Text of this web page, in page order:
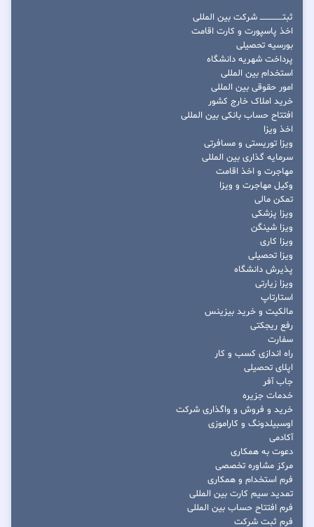
ثبتــــــــــــــــ شرکت بین المللی
اخذ پاسپورت و کارت اقامت
بورسیه تحصیلی
پرداخت شهریه دانشگاه
استخدام بین المللی
امور حقوقی بین المللی
خرید املاک خارج کشور
افتتاح حساب بانکی بین المللی
اخذ ویزا
ویزا توریستی و مسافرتی
سرمایه گذاری بین المللی
مهاجرت و اخذ اقامت
وکیل مهاجرت و ویزا
تمکن مالی
ویزا پزشکی
ویزا شینگن
ویزا کاری
ویزا تحصیلی
پذیرش دانشگاه
ویزا زیارتی
استارتاپ
مالکیت و خرید بیزینس
رفع ریجکتی
سفارت
راه اندازی کسب و کار
اپلای تحصیلی
جاب آفر
خدمات جزیره
خرید و فروش و واگذاری شرکت
اوسبیلدونگ و کاراموزی
آکادمی
دعوت به همکاری
مرکز مشاوره تخصصی
فرم استخدام و همکاری
تمدید سیم کارت بین المللی
فرم افتتاح حساب بین المللی
فرم ثبت شرکت